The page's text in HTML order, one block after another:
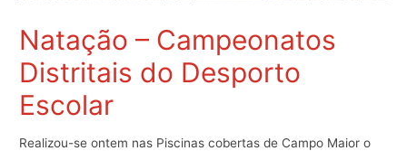
Natação – Campeonatos
Distritais do Desporto
Escolar
Realizou-se ontem nas Piscinas cobertas de Campo Maior o